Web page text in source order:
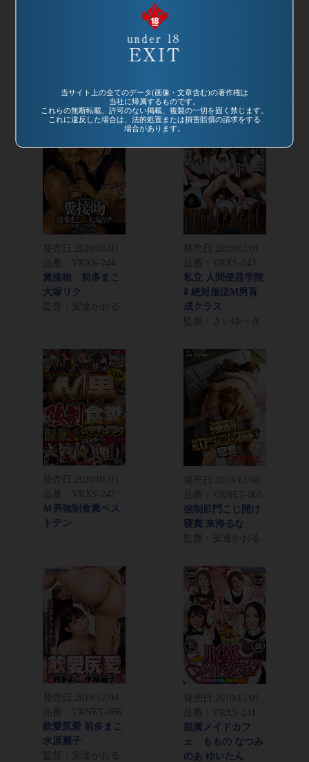
当サイト上の全てのデータ(画像・文章含む)の著作権は
当社に帰属するものです。
これらの無断転載、許可のない掲載、複製の一切を固く禁じます。
これに違反した場合は、法的処置または損害賠償の請求をする
場合があります。
監督：八神レイ
発売日:
2020/03/01
品番：VRXS-244
糞接吻 前多まこ
大塚リク
監督：安達かおる
発売日:
2020/02/01
品番：VRXS-243
私立 人間便器学院
Ⅱ 絶対服従M男育
成クラス
監督：さいゆ～き
発売日: 2020/01/01
品番：VRXS-242
Ｍ男強制食糞ベス
トテン
発売日: 2019/12/04
品番：VRNET-065
強制肛門こじ開け
寝糞 来海るな
監督：安達かおる
発売日:
2019/12/04
品番：VRNET-066
飲愛尻愛 前多まこ
水原麗子
監督：安達かおる
発売日:
2019/12/01
品番：VRXS-241
脱糞メイドカフ
ェ ももの なつみ
のあ ゆいたん